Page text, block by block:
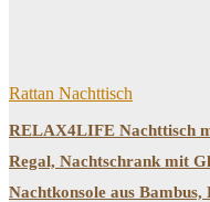
Rattan Nachttisch
RELAX4LIFE Nachttisch
Regal, Nachtschrank mit
Nachtkonsole aus